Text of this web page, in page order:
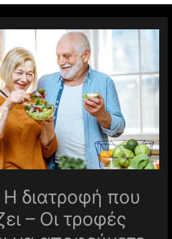
Η διατροφή που
– Οι τροφές